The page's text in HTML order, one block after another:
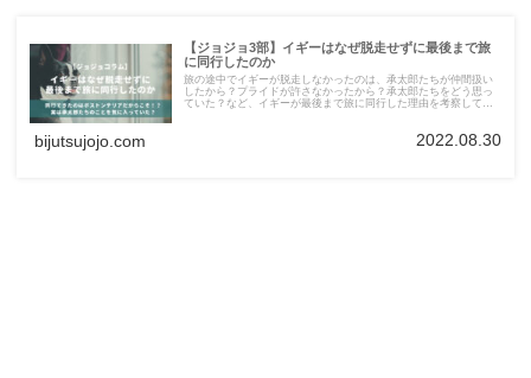
【ジョジョ3部】イギーはなぜ脱走せずに最後まで旅
に同行したのか
旅の途中でイギーが脱走しなかったのは、承太郎たちが仲間扱い
したから？プライドが許さなかったから？承太郎たちをどう思っ
ていた？など、イギーが最後まで旅に同行した理由を考察してみ
bijutsujojo.com 2022.08.30